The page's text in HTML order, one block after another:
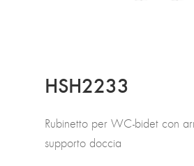
HSH2233
Rubinetto per WC-bidet con
supporto doccia